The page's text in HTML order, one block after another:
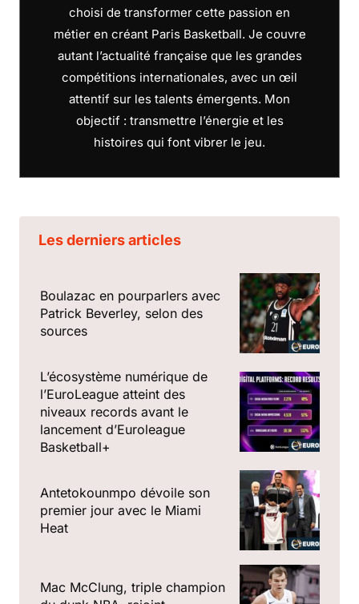
choisi de transformer cette passion en
métier en créant Paris Basketball. Je couvre
autant l’actualité française que les grandes
compétitions internationales, avec un œil
attentif sur les talents émergents. Mon
objectif : transmettre l’énergie et les
histoires qui font vibrer le jeu.
Les derniers articles
Boulazac en pourparlers avec
Patrick Beverley, selon des
sources
L’écosystème numérique de
l’EuroLeague atteint des
niveaux records avant le
lancement d’Euroleague
Basketball+
Antetokounmpo dévoile son
premier jour avec le Miami
Heat
Mac McClung, triple champion